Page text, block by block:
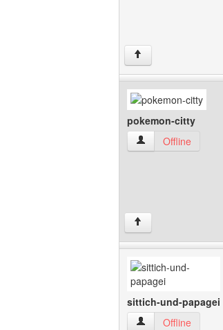
↑
pokemon-citty
pokemon-citty
Offline
↑
sittich-und-papagei
sittich-und-papagei
Offline